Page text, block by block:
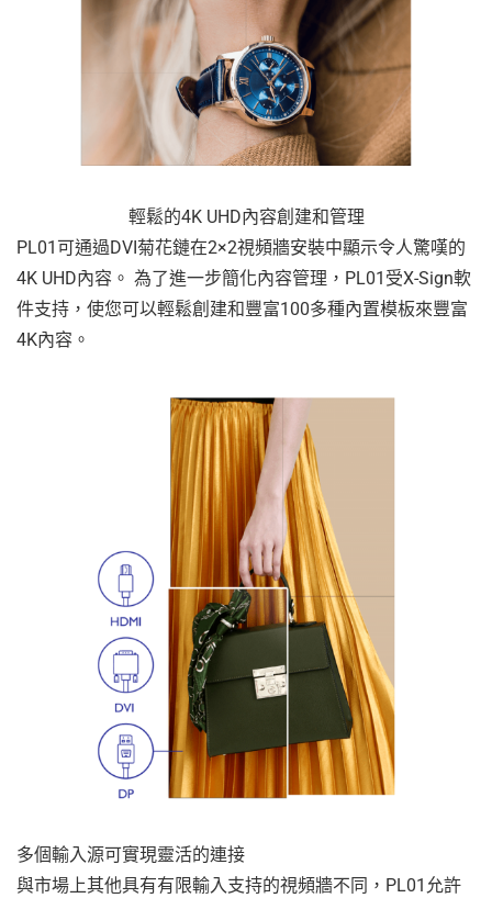
輕鬆的4K UHD內容創建和管理
PL01可通過DVI菊花鏈在2×2視頻牆安裝中顯示令人驚嘆的
4K UHD內容。 為了進一步簡化內容管理，PL01受X-Sign軟
件支持，使您可以輕鬆創建和豐富100多種內置模板來豐富
4K內容。
多個輸入源可實現靈活的連接
與市場上其他具有有限輸入支持的視頻牆不同，PL01允許